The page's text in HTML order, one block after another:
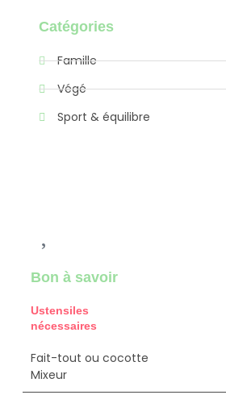
Catégories
Famille
Végé
Sport & équilibre
Bon à savoir
Ustensiles
nécessaires
Fait-tout ou cocotte
Mixeur